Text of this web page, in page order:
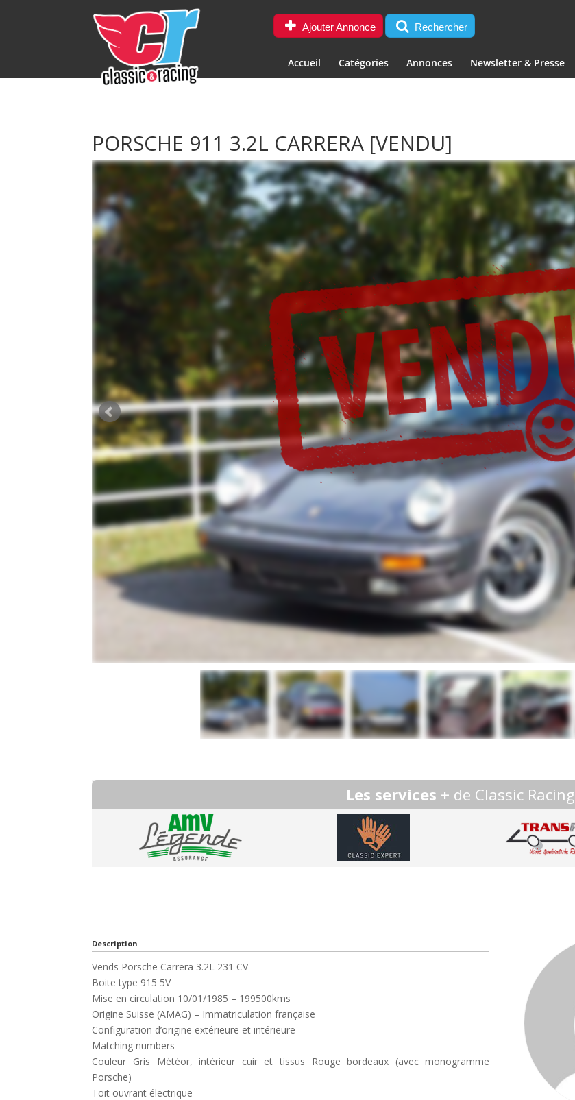
Ajouter Annonce Rechercher
Accueil Catégories Annonces Newsletter & Presse
PORSCHE 911 3.2L CARRERA [VENDU]
Les services + de Classic Racing
Description
Vends Porsche Carrera 3.2L 231 CV
Boite type 915 5V
Mise en circulation 10/01/1985 – 199500kms
Origine Suisse (AMAG) – Immatriculation française
Configuration d’origine extérieure et intérieure
Matching numbers
Couleur Gris Météor, intérieur cuir et tissus Rouge bordeaux (avec monogramme
Porsche)
Toit ouvrant électrique